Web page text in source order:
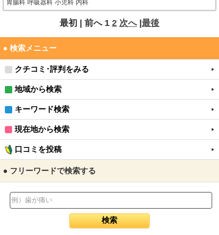
胃腸科 呼吸器科 小児科 内科
最初 | 前へ 1 2 次へ|最後
● 検索メニュー
クチコミ･評判をみる
地域から検索
キーワード検索
現在地から検索
口コミを投稿
● フリーワードで検索する